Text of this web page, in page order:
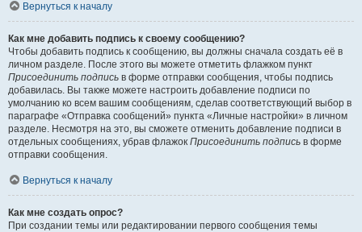
Вернуться к началу
Как мне добавить подпись к своему сообщению?
Чтобы добавить подпись к сообщению, вы должны сначала создать её в
личном разделе. После этого вы можете отметить флажком пункт
Присоединить подпись в форме отправки сообщения, чтобы подпись
добавилась. Вы также можете настроить добавление подписи по
умолчанию ко всем вашим сообщениям, сделав соответствующий выбор в
параграфе «Отправка сообщений» пункта «Личные настройки» в личном
разделе. Несмотря на это, вы сможете отменить добавление подписи в
отдельных сообщениях, убрав флажок Присоединить подпись в форме
отправки сообщения.
Вернуться к началу
Как мне создать опрос?
При создании темы или редактировании первого сообщения темы